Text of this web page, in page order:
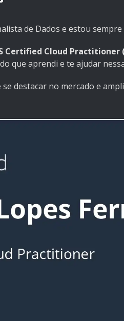
de Dados e estou
Certified Cloud Practitioner
que aprendi e te ajudar
destacar no mercado e